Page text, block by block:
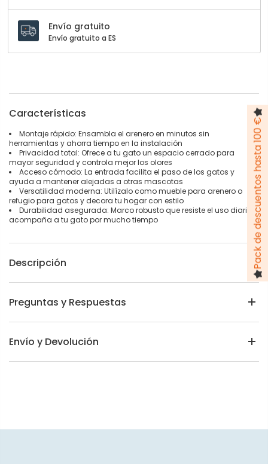
Envío gratuito
Envío gratuito a ES
Características
Montaje rápido: Ensambla el arenero en minutos sin
herramientas y ahorra tiempo en la instalación
Privacidad total: Ofrece a tu gato un espacio cerrado para
mayor seguridad y controla mejor los olores
Acceso cómodo: La entrada facilita el paso de los gatos y
ayuda a mantener alejadas a otras mascotas
Versatilidad moderna: Utilízalo como mueble para arenero o
refugio para gatos y decora tu hogar con estilo
Durabilidad asegurada: Marco robusto que resiste el uso diario y
acompaña a tu gato por mucho tiempo
Descripción
Preguntas y Respuestas
Envío y Devolución
Pack de descuentos hasta 100 €